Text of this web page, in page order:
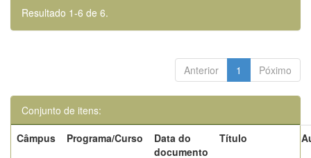
Resultado 1-6 de 6.
Anterior 1 Póximo
Conjunto de itens:
Câmpus
Programa/Curso
Data do
documento
Título